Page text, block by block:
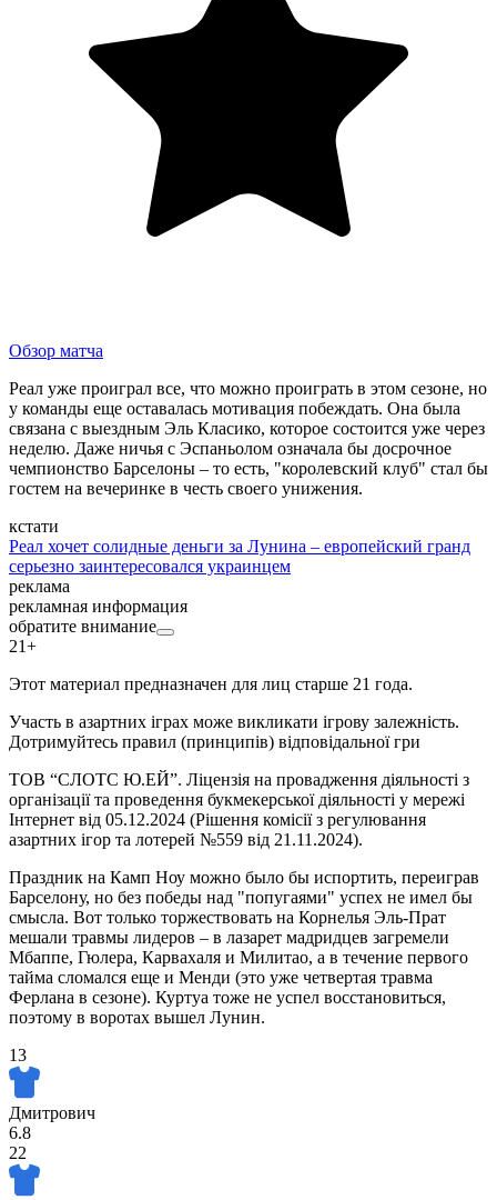
Обзор матча
Реал уже проиграл все, что можно проиграть в этом сезоне, но
у команды еще оставалась мотивация побеждать. Она была
связана с выездным Эль Класико, которое состоится уже через
неделю. Даже ничья с Эспаньолом означала бы досрочное
чемпионство Барселоны – то есть, "королевский клуб" стал бы
гостем на вечеринке в честь своего унижения.
кстати
Реал хочет солидные деньги за Лунина – европейский гранд
серьезно заинтересовался украинцем
реклама
рекламная информация
обратите внимание
21+
Этот материал предназначен для лиц старше 21 года.
Участь в азартних іграх може викликати ігрову залежність.
Дотримуйтесь правил (принципів) відповідальної гри
ТОВ “СЛОТС Ю.ЕЙ”. Ліцензія на провадження діяльності з
організації та проведення букмекерської діяльності у мережі
Інтернет від 05.12.2024 (Рішення комісії з регулювання
азартних ігор та лотерей №559 від 21.11.2024).
Праздник на Камп Ноу можно было бы испортить, переиграв
Барселону, но без победы над "попугаями" успех не имел бы
смысла. Вот только торжествовать на Корнелья Эль-Прат
мешали травмы лидеров – в лазарет мадридцев загремели
Мбаппе, Гюлера, Карвахаля и Милитао, а в течение первого
тайма сломался еще и Менди (это уже четвертая травма
Ферлана в сезоне). Куртуа тоже не успел восстановиться,
поэтому в воротах вышел Лунин.
13
Дмитрович
6.8
22